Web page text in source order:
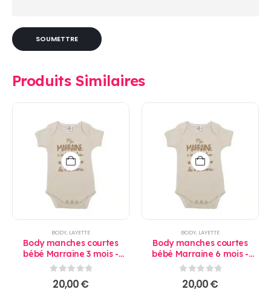
Produits Similaires
BODY, LAYETTE
Body manches courtes
bébé Marraine 3 mois -
bbandco
0sur 5
20,00€
BODY, LAYETTE
Body manches courtes
bébé Marraine 6 mois -
bbandco
0sur 5
20,00€